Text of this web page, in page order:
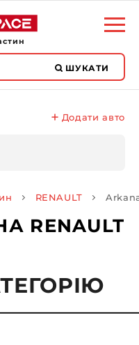
ШУКАТИ
Додати авто
RENAULT
RENAULT